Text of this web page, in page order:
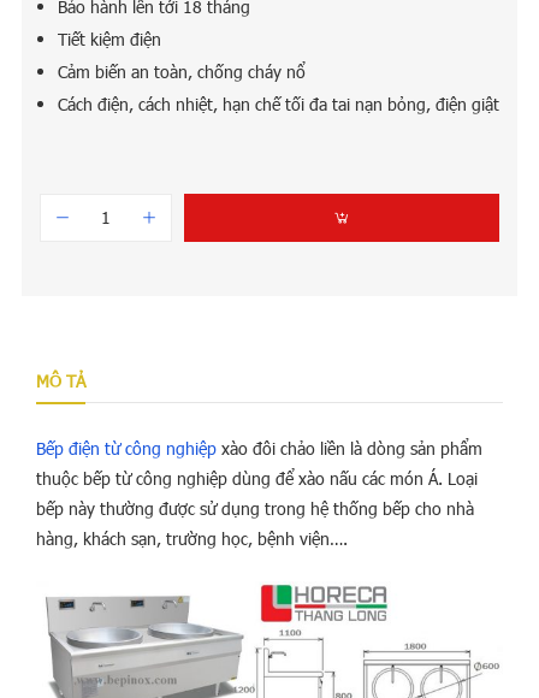
MÔ TẢ
Bếp điện từ công nghiệp xào đôi chảo liền là dòng sản phẩm
thuộc bếp từ công nghiệp dùng để xào nấu các món Á. Loại
bếp này thường được sử dụng trong hệ thống bếp cho nhà
hàng, khách sạn, trường học, bệnh viện….
Bảo hành lên tới 18 tháng
Tiết kiệm điện
Cảm biến an toàn, chống cháy nổ
Cách điện, cách nhiệt, hạn chế tối đa tai nạn bỏng, điện giật